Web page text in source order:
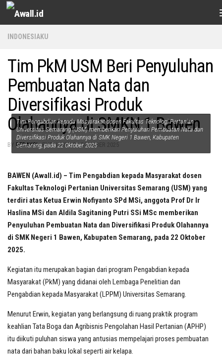
Skip to content
INDONESIAKU
Tim PkM USM Beri Penyuluhan
Pembuatan Nata dan
Diversifikasi Produk
Olahannya di SMKN 1 Bawen
BY REDAKSI · PUBLISHED23 OCTOBER 2025
Tim Pengabdian kepada Masyarakat dosen Fakultas Teknologi Pertanian
Universitas Semarang (USM) memberikan Penyuluhan Pembuatan Nata dan
Diversifikasi Produk Olahannya di SMK Negeri 1 Bawen, Kabupaten
Semarang, pada 22 Oktober 2025
BAWEN (Awall.id) – Tim Pengabdian kepada Masyarakat dosen
Fakultas Teknologi Pertanian Universitas Semarang (USM) yang
terdiri atas Ketua Erwin Nofiyanto SPd MSi, anggota Prof Dr Ir
Haslina MSi dan Aldila Sagitaning Putri SSi MSc memberikan
Penyuluhan Pembuatan Nata dan Diversifikasi Produk Olahannya
di SMK Negeri 1 Bawen, Kabupaten Semarang, pada 22 Oktober
2025.
Kegiatan itu merupakan bagian dari program Pengabdian kepada
Masyarakat (PkM) yang didanai oleh Lembaga Penelitian dan
Pengabdian kepada Masyarakat (LPPM) Universitas Semarang.
Menurut Erwin, kegiatan yang berlangsung di ruang praktik program
keahlian Tata Boga dan Agribisnis Pengolahan Hasil Pertanian (APHP)
itu diikuti puluhan siswa yang antusias mempelajari proses pembuatan
nata dari bahan baku lokal seperti air kelapa.